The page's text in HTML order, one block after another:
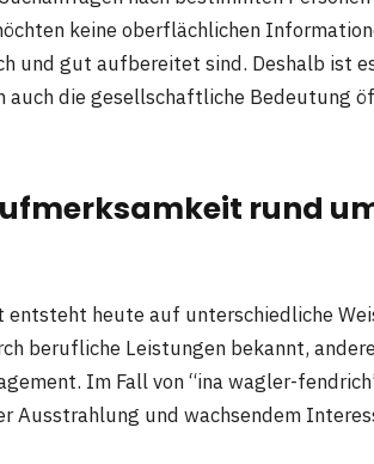
keine oberflächlichen
und gut aufbereitet sind. Deshalb ist
auch die gesellschaftliche Bedeutung
rund
heute auf unterschiedliche
berufliche Leistungen bekannt,
Im Fall von “ina wagler-
Ausstrahlung und wachsendem